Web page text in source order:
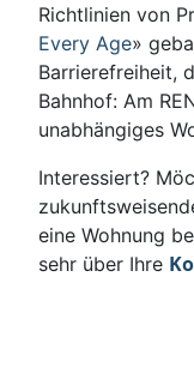
Richtlinien von
Every Age»
Barrierefreiheit,
Bahnhof: Am
unabhängiges
Interessiert?
eine Wohnung
sehr über Ihre